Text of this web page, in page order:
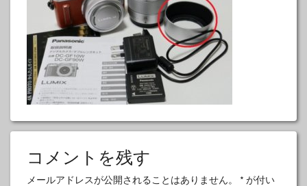
コメントを残す
メールアドレスが公開されることはありません。 * が付い